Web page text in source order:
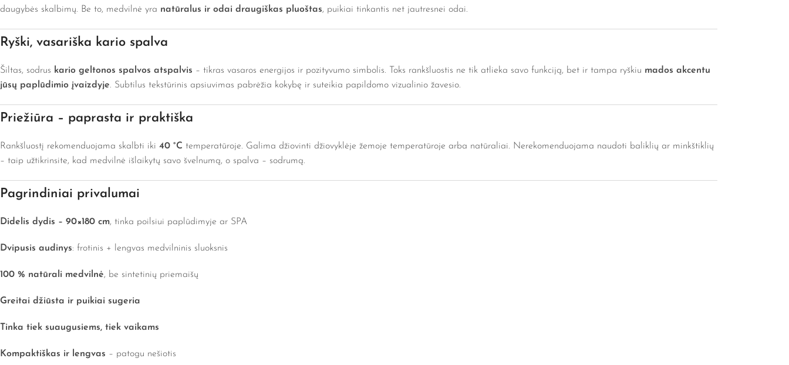
daugybės skalbimų. Be to, medvilnė yra natūralus ir odai draugiškas pluoštas, puikiai tinkantis net jautresnei odai.
Ryški, vasariška kario spalva
Šiltas, sodrus kario geltonos spalvos atspalvis – tikras vasaros energijos ir pozityvumo simbolis. Toks rankšluostis ne tik atlieka savo funkciją, bet ir tampa ryškiu mados akcentu
jūsų paplūdimio įvaizdyje. Subtilus tekstūrinis apsiuvimas pabrėžia kokybę ir suteikia papildomo vizualinio žavesio.
Priežiūra – paprasta ir praktiška
Rankšluostį rekomenduojama skalbti iki 40 °C temperatūroje. Galima džiovinti džiovyklėje žemoje temperatūroje arba natūraliai. Nerekomenduojama naudoti baliklių ar minkštiklių
– taip užtikrinsite, kad medvilnė išlaikytų savo švelnumą, o spalva – sodrumą.
Pagrindiniai privalumai
Didelis dydis – 90×180 cm, tinka poilsiui paplūdimyje ar SPA
Dvipusis audinys: frotinis + lengvas medvilninis sluoksnis
100 % natūrali medvilnė, be sintetinių priemaišų
Greitai džiūsta ir puikiai sugeria
Tinka tiek suaugusiems, tiek vaikams
Kompaktiškas ir lengvas – patogu nešiotis